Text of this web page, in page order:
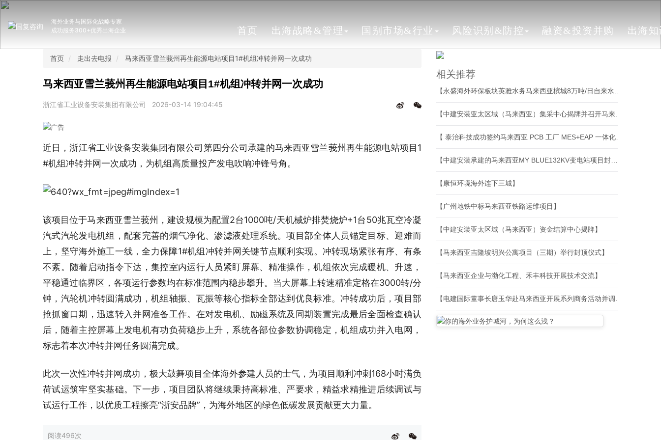
海外业务与国际化战略专家
成功服务300+优秀出海企业
首页 出海战略&管理 国别市场&行业 风险识别&防控 融资&投资并购 出海
首页 走出去电报 马来西亚雪兰莪州再生能源电站项目1#机组冲转并网一次成功
马来西亚雪兰莪州再生能源电站项目1#机组冲转并网一次成功
浙江省工业设备安装集团有限公司 2026-03-14 19:04:45
近日，浙江省工业设备安装集团有限公司第四分公司承建的马来西亚雪兰莪州再生能源电站项目1
#机组冲转并网一次成功，为机组高质量投产发电吹响冲锋号角。
该项目位于马来西亚雪兰莪州，建设规模为配置2台1000吨/天机械炉排焚烧炉+1台50兆瓦空冷凝
汽式汽轮发电机组，配套完善的烟气净化、渗滤液处理系统。项目部全体人员锚定目标、迎难而
上，坚守海外施工一线，全力保障1#机组冲转并网关键节点顺利实现。冲转现场紧张有序、有条
不紊。随着启动指令下达，集控室内运行人员紧盯屏幕、精准操作，机组依次完成暖机、升速，
平稳通过临界区，各项运行参数均在标准范围内稳步攀升。当大屏幕上转速精准定格在3000转/分
钟，汽轮机冲转圆满成功，机组轴振、瓦振等核心指标全部达到优良标准。冲转成功后，项目部
抢抓窗口期，迅速转入并网准备工作。在对发电机、励磁系统及同期装置完成最后全面检查确认
后，随着主控屏幕上发电机有功负荷稳步上升，系统各部位参数协调稳定，机组成功并入电网，
标志着本次冲转并网任务圆满完成。
此次一次性冲转并网成功，极大鼓舞项目全体海外参建人员的士气，为项目顺利冲刺168小时满负
荷试运筑牢坚实基础。下一步，项目团队将继续秉持高标准、严要求，精益求精推进后续调试与
试运行工作，以优质工程擦亮“浙安品牌”，为海外地区的绿色低碳发展贡献更大力量。
阅读496次
相关推荐
【康恒环境海外连下三城】
【广州地铁中标马来西亚铁路运维项目】
【中建安装亚太区域（马来西亚）资金结算中心揭牌】
【马来西亚吉隆坡明兴公寓项目（三期）举行封顶仪式】
【马来西亚企业与渤化工程、禾丰科技开展技术交流】